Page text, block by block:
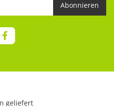
geliefert
Abonnieren